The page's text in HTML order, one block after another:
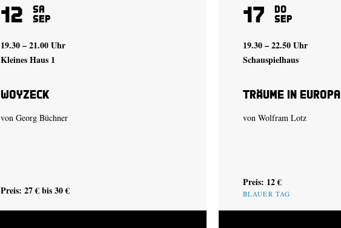
12 Sa
Sep
19.30 – 21.00 Uhr
Kleines Haus 1
Woyzeck
von Georg Büchner
Preis: 27 € bis 30 €
17 Do
Sep
19.30 – 22.50 Uhr
Schauspielhaus
Träume in Europa
von Wolfram Lotz
Preis: 12 €
BLAUER TAG